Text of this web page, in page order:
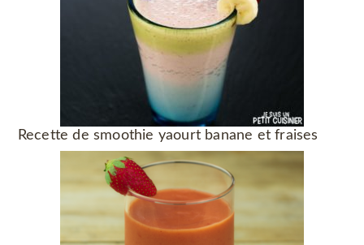
Recette de smoothie yaourt banane et fraises